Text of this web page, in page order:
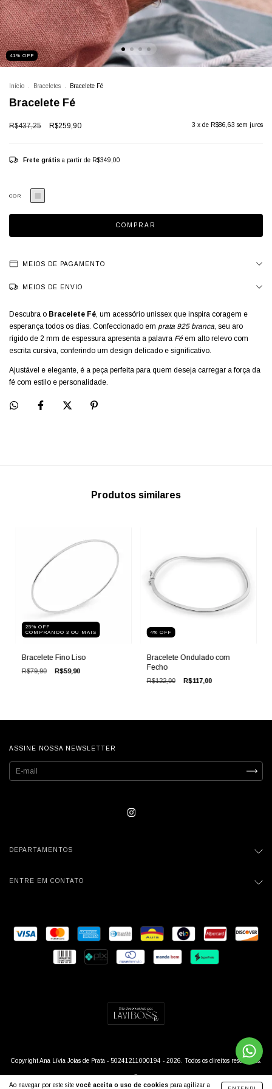
Ao navegar por este site você aceita o uso de cookies para agilizar a
41% OFF
Início Braceletes Bracelete Fé
Bracelete Fé
R$437,25 R$259,90 3 x de R$86,63 sem juros
Frete grátis a partir de R$349,00
COR
MEIOS DE PAGAMENTO
MEIOS DE ENVIO
Descubra o Bracelete Fé, um acessório unissex que inspira coragem e
esperança todos os dias. Confeccionado em prata 925 branca, seu aro
rígido de 2 mm de espessura apresenta a palavra Fé em alto relevo com
escrita cursiva, conferindo um design delicado e significativo.
Ajustável e elegante, é a peça perfeita para quem deseja carregar a força da
fé com estilo e personalidade.
Produtos similares
25% OFF
COMPRANDO 3 OU MAIS
Bracelete Fino Liso
R$79,90 R$59,90
4%OFF
Bracelete Ondulado com
Fecho
R$122,00 R$117,00
ASSINE NOSSA NEWSLETTER
DEPARTAMENTOS
ENTRE EM CONTATO
Copyright Ana Lívia Joias de Prata - 50241211000194 - 2026. Todos os direitos reservados.